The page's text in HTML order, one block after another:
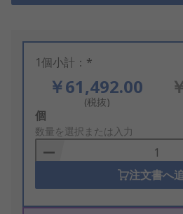
1個小計：*
￥61,492.00
(税抜)
Add
to
Basket
個
数量を選択または入力
注文書へ